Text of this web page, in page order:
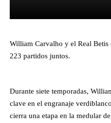
William Carvalho y el Real Betis
223 partidos juntos.
Durante siete temporadas,
clave en el engranaje
cierra una etapa en la medular